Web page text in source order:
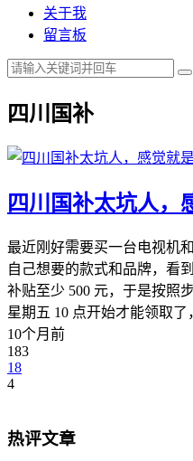
关于我
留言板
四川国补
四川国补太坑人，
最近刚好需要买一台电视机
自己想要的款式和品牌，看
补贴至少 500 元，于是按照
星期五 10 点开始才能领取了
10个月前
183
18
4
热评文章